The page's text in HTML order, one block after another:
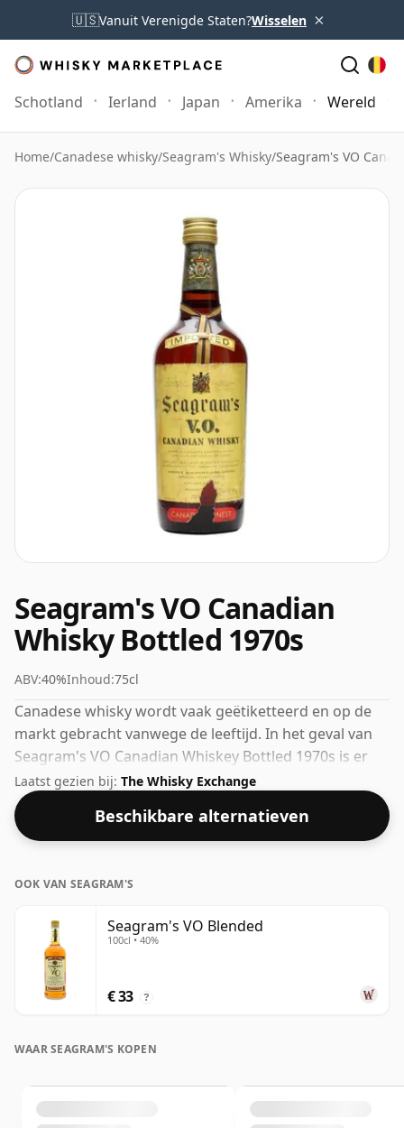
🇺🇸Vanuit Verenigde Staten?Wisselen ×
Schotland Ierland Japan Amerika Wereld
Home/Canadese whisky/Seagram's Whisky/Seagram's VO
Seagram's VO Canadian
Whisky Bottled 1970s
ABV:40%Inhoud:75cl
Canadese whisky wordt vaak geëtiketteerd en op de
markt gebracht vanwege de leeftijd. In het geval van
Seagram's VO Canadian Whiskey Bottled 1970s is er
geen leeftijd aangegeven. De bottelsterkte van deze
whisky is 40%, wat aan de onderkant van de schaal
voor whisky's ligt. Hoewel veel consumenten er
tegenwoordig op aandringen dat producenten dichter
fijne whisky's met een lagere sterkte.
Laatst gezien bij: The Whisky Exchange
Beschikbare alternatieven
OOK VAN SEAGRAM'S
Seagram's VO Blended
100cl • 40%
€ 33 ?
WAAR SEAGRAM'S KOPEN